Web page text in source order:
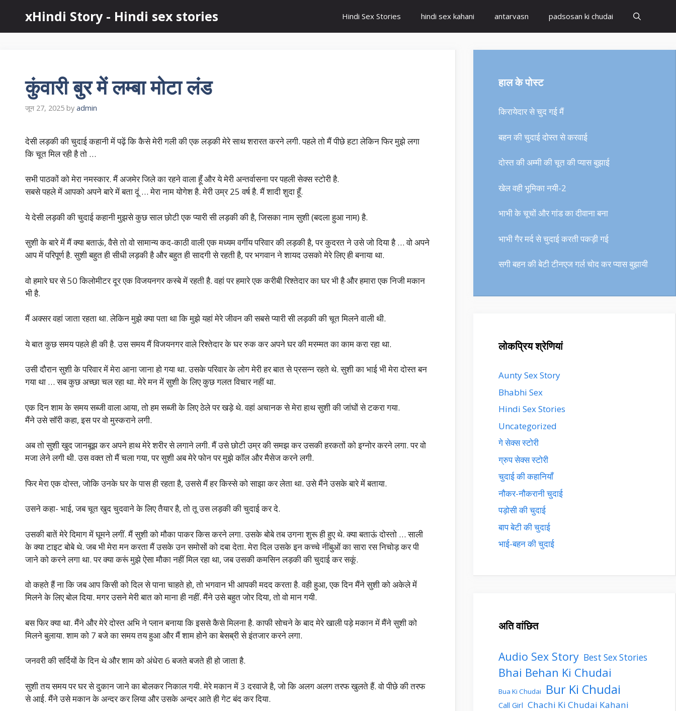
content
xHindi Story - Hindi sex stories Hindi Sex Stories hindi sex kahani antarvasn padsosan ki chudai
कुंवारी बुर में लम्बा मोटा लंड
जून 27, 2025 by admin
देसी लड़की की चुदाई कहानी में पढ़ें कि कैसे मेरी गली की एक लड़की मेरे साथ शरारत करने लगी. पहले तो मैं पीछे हटा लेकिन फिर मुझे लगा
कि चूत मिल रही है तो …
सभी पाठकों को मेरा नमस्कार. मैं अजमेर जिले का रहने वाला हूँ और ये मेरी अन्तर्वासना पर पहली सेक्स स्टोरी है.
सबसे पहले में आपको अपने बारे में बता दूं … मेरा नाम योगेश है. मेरी उम्र 25 वर्ष है. मैं शादी शुदा हूँ.
ये देसी लड़की की चुदाई कहानी मुझसे कुछ साल छोटी एक प्यारी सी लड़की की है, जिसका नाम सुशी (बदला हुआ नाम) है.
सुशी के बारे में मैं क्या बताऊं, वैसे तो वो सामान्य कद-काठी वाली एक मध्यम वर्गीय परिवार की लड़की है, पर कुदरत ने उसे जो दिया है … वो अपने
आप में परिपूर्ण है. सुशी बहुत ही सीधी लड़की है और बहुत ही सादगी से रहती है, पर भगवान ने शायद उसको मेरे लिए ही बनाया था.
वो हमारे घर से 50 किलोमीटर दूर एक विजयनगर कस्बे में रहती है. वहां पर हमारे एक करीबी रिश्तेदार का घर भी है और हमारा एक निजी मकान
भी है.
मैं अक्सर वहां जाता रहता था. लेकिन मुझे क्या पता था कि मुझे यहां मेरे जीवन की सबसे प्यारी सी लड़की की चूत मिलने वाली थी.
ये बात कुछ समय पहले ही की है. उस समय मैं विजयनगर वाले रिश्तेदार के घर रुक कर अपने घर की मरम्मत का काम करा रहा था.
उसी दौरान सुशी के परिवार में मेरा आना जाना हो गया था. उसके परिवार के लोग मेरी हर बात से प्रसन्न रहते थे. सुशी का भाई भी मेरा दोस्त बन
गया था … सब कुछ अच्छा चल रहा था. मेरे मन में सुशी के लिए कुछ गलत विचार नहीं था.
एक दिन शाम के समय सब्जी वाला आया, तो हम सब्जी के लिए ठेले पर खड़े थे. वहां अचानक से मेरा हाथ सुशी की जांघों से टकरा गया.
मैंने उसे सॉरी कहा, इस पर वो मुस्कराने लगी.
अब तो सुशी खुद जानबूझ कर अपने हाथ मेरे शरीर से लगाने लगी. मैं उसे छोटी उम्र की समझ कर उसकी हरकतों को इग्नोर करने लगा. पर वो
मजा लेने लगी थी. उस वक्त तो मैं चला गया, पर सुशी अब मेरे फोन पर मुझे कॉल और मैसेज करने लगी.
फिर मेरा एक दोस्त, जोकि उनके घर के पास ही रहता है, उससे मैं हर किस्से को साझा कर लेता था. उसे मैंने उसके बारे में बताया.
उसने कहा- भाई, जब चूत खुद चुदवाने के लिए तैयार है, तो तू उस लड़की की चुदाई कर दे.
उसकी बातें मेरे दिमाग में घूमने लगीं. मैं सुशी को मौका पाकर किस करने लगा. उसके बोबे तब उगना शुरू ही हुए थे. क्या बताऊं दोस्तो … साली
के क्या टाइट बोबे थे. जब भी मेरा मन करता मैं उसके उन समोसों को दबा देता. मेरा दिल उसके इन कच्चे नींबुओं का सारा रस निचोड़ कर पी
जाने को करने लगा था. पर क्या करूं मुझे ऐसा मौका नहीं मिल रहा था, जब उसकी कमसिन लड़की की चुदाई कर सकूं.
वो कहते हैं ना कि जब आप किसी को दिल से पाना चाहते हो, तो भगवान भी आपकी मदद करता है. वही हुआ, एक दिन मैंने सुशी को अकेले में
मिलने के लिए बोल दिया. मगर उसने मेरी बात को माना ही नहीं. मैंने उसे बहुत जोर दिया, तो वो मान गयी.
बस फिर क्या था. मैंने और मेरे दोस्त अभि ने प्लान बनाया कि इससे कैसे मिलना है. काफी सोचने के बाद मेरे खाली पड़े मकान में मैंने सुशी को
मिलने बुलाया. शाम को 7 बजे का समय तय हुआ और मैं शाम होने का बेसब्री से इंतजार करने लगा.
जनवरी की सर्दियों के दिन थे और शाम को अंधेरा 6 बजते बजते ही हो जाता है.
सुशी तय समय पर घर से दुकान जाने का बोलकर निकाल गयी. मेरे मकान में 3 दरवाजे है, जो कि अलग अलग तरफ खुलते हैं. वो पीछे की तरफ
से आई. मैंने उसे मकान के अन्दर कर लिया और उसके अन्दर आते ही गेट बंद कर दिया.
हाल के पोस्ट
किरायेदार से चुद गई मैं
बहन की चुदाई दोस्त से करवाई
दोस्त की अम्मी की चूत की प्यास बुझाई
खेल वही भूमिका नयी-2
भाभी के चूचों और गांड का दीवाना बना
भाभी गैर मर्द से चुदाई करती पकड़ी गई
सगी बहन की बेटी टीनएज गर्ल चोद कर प्यास बुझायी
लोकप्रिय श्रेणियां
Aunty Sex Story
Bhabhi Sex
Hindi Sex Stories
Uncategorized
गे सेक्स स्टोरी
ग्रुप सेक्स स्टोरी
चुदाई की कहानियाँ
नौकर-नौकरानी चुदाई
पड़ोसी की चुदाई
बाप बेटी की चुदाई
भाई-बहन की चुदाई
अति वांछित
Audio Sex Story Best Sex Stories
Bhai Behan Ki Chudai
Bua Ki Chudai Bur Ki Chudai
Call Girl Chachi Ki Chudai Kahani